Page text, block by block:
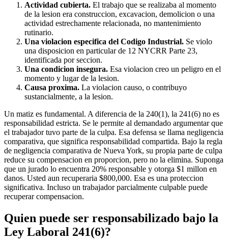
Actividad cubierta. El trabajo que se realizaba al momento
de la lesion era construccion, excavacion, demolicion o una
actividad estrechamente relacionada, no mantenimiento
rutinario.
Una violacion especifica del Codigo Industrial. Se violo
una disposicion en particular de 12 NYCRR Parte 23,
identificada por seccion.
Una condicion insegura. Esa violacion creo un peligro en el
momento y lugar de la lesion.
Causa proxima. La violacion causo, o contribuyo
sustancialmente, a la lesion.
Un matiz es fundamental. A diferencia de la 240(1), la 241(6) no es
responsabilidad estricta. Se le permite al demandado argumentar que
el trabajador tuvo parte de la culpa. Esa defensa se llama negligencia
comparativa, que significa responsabilidad compartida. Bajo la regla
de negligencia comparativa de Nueva York, su propia parte de culpa
reduce su compensacion en proporcion, pero no la elimina. Suponga
que un jurado lo encuentra 20% responsable y otorga $1 millon en
danos. Usted aun recuperaria $800,000. Esa es una proteccion
significativa. Incluso un trabajador parcialmente culpable puede
recuperar compensacion.
Quien puede ser responsabilizado bajo la
Ley Laboral 241(6)?